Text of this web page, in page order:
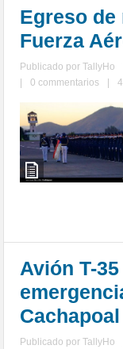
Egreso
Fuerza
Publicado porTallyHo
0 commentarios
Avión T-
Cachapoal
Publicado porTallyHo